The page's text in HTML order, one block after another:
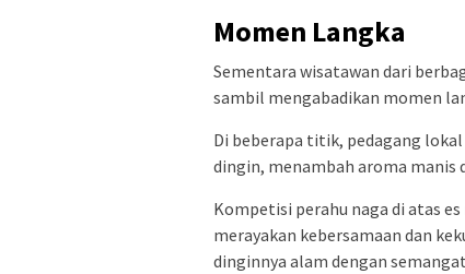
Momen Langka
Sementara wisatawan dari
sambil mengabadikan momen
Di beberapa titik, pedagang
dingin, menambah aroma manis
Kompetisi perahu naga di atas
merayakan kebersamaan dan
dinginnya alam dengan